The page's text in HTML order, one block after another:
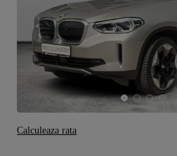
Calculeaza rata